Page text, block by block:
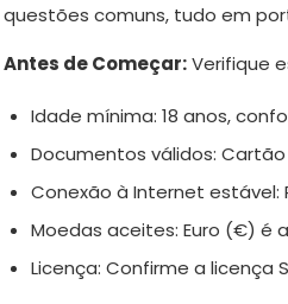
questões comuns, tudo em
Antes de Começar:Verifique
Idade mínima: 18 anos,
Documentos válidos:
Conexão à Internet estável:
Moedas aceites: Euro (€) é
Licença: Confirme a licença